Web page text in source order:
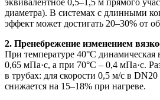
диаметра). В системах с длинными
эффект может достигать 20–30% от
2. Пренебрежение изменением
При температуре 40°C динамическая
0,65 мПа·с, а при 70°C – 0,4 мПа·с.
в трубах: для скорости 0,5 м/с в
снижается на 15–18% при нагреве.